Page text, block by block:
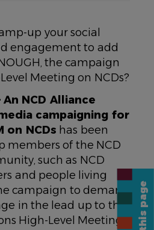
up your social
engagement to add
the campaign
Meeting on NCDs?
An NCD Alliance
campaigning for
on NCDs has been
members of the NCD
such as NCD
and people living
campaign to demand
in the lead up to the
High-Level Meeting